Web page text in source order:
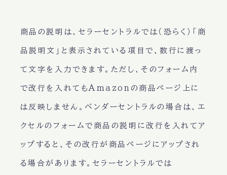
商品の説明は、セラーセントラルでは（恐らく）「商
品説明文」と表示されている項目で、数行に渡っ
て文字を入力できます。ただし、そのフォーム内
で改行を入れてもAmazonの商品ページ上に
は反映しません。ベンダーセントラルの場合は、エ
クセルのフォームで商品の説明に改行を入れてア
ップすると、その改行が商品ページにアップされ
る場合があります。セラーセントラルでは